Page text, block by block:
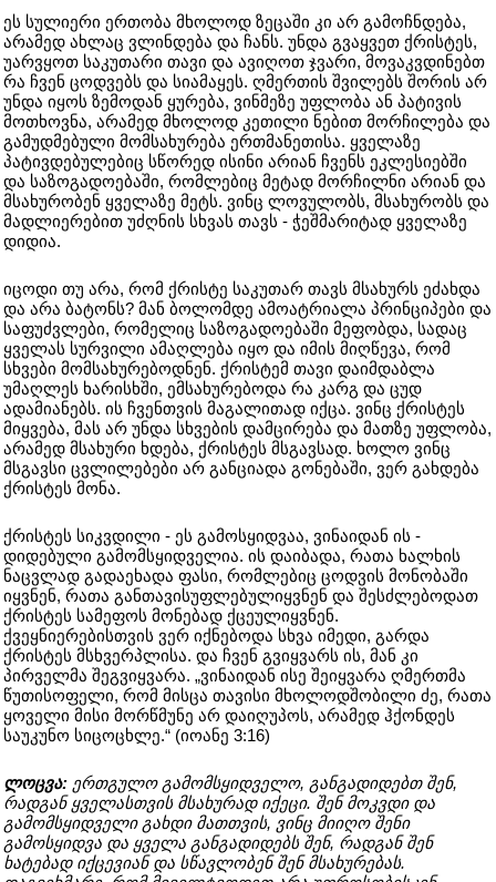
ეს სულიერი ერთობა მხოლოდ ზეცაში კი არ გამოჩნდება,
არამედ ახლაც ვლინდება და ჩანს. უნდა გვაყვეთ ქრისტეს,
უარვყოთ საკუთარი თავი და ავიღოთ ჯვარი, მოვაკვდინებთ
რა ჩვენ ცოდვებს და სიამაყეს. ღმერთის შვილებს შორის არ
უნდა იყოს ზემოდან ყურება, ვინმეზე უფლობა ან პატივის
მოთხოვნა, არამედ მხოლოდ კეთილი ნებით მორჩილება და
გამუდმებული მომსახურება ერთმანეთისა. ყველაზე
პატივდებულებიც სწორედ ისინი არიან ჩვენს ეკლესიებში
და საზოგადოებაში, რომლებიც მეტად მორჩილნი არიან და
მსახურობენ ყველაზე მეტს. ვინც ლოვულობს, მსახურობს და
მადლიერებით უძღნის სხვას თავს - ჭეშმარიტად ყველაზე
დიდია.
იცოდი თუ არა, რომ ქრისტე საკუთარ თავს მსახურს ეძახდა
და არა ბატონს? მან ბოლომდე ამოატრიალა პრინციპები და
საფუძვლები, რომელიც საზოგადოებაში მეფობდა, სადაც
ყველას სურვილი ამაღლება იყო და იმის მიღწევა, რომ
სხვები მომსახურებოდნენ. ქრისტემ თავი დაიმდაბლა
უმაღლეს ხარისხში, ემსახურებოდა რა კარგ და ცუდ
ადამიანებს. ის ჩვენთვის მაგალითად იქცა. ვინც ქრისტეს
მიყვება, მას არ უნდა სხვების დამცირება და მათზე უფლობა,
არამედ მსახური ხდება, ქრისტეს მსგავსად. ხოლო ვინც
მსგავსი ცვლილებები არ განციადა გონებაში, ვერ გახდება
ქრისტეს მონა.
ქრისტეს სიკვდილი - ეს გამოსყიდვაა, ვინაიდან ის -
დიდებული გამომსყიდველია. ის დაიბადა, რათა ხალხის
ნაცვლად გადაეხადა ფასი, რომლებიც ცოდვის მონობაში
იყვნენ, რათა განთავისუფლებულიყვნენ და შესძლებოდათ
ქრისტეს სამეფოს მონებად ქცეულიყვნენ.
ქვეყნიერებისთვის ვერ იქნებოდა სხვა იმედი, გარდა
ქრისტეს მსხვერპლისა. და ჩვენ გვიყვარს ის, მან კი
პირველმა შეგვიყვარა. „ვინაიდან ისე შეიყვარა ღმერთმა
წუთისოფელი, რომ მისცა თავისი მხოლოდშობილი ძე, რათა
ყოველი მისი მორწმუნე არ დაიღუპოს, არამედ ჰქონდეს
საუკუნო სიცოცხლე.“ (იოანე 3:16)
ლოცვა: ერთგულო გამომსყიდველო, განგადიდებთ შენ,
რადგან ყველასთვის მსახურად იქეცი. შენ მოკვდი და
გამომსყიდველი გახდი მათთვის, ვინც მიიღო შენი
გამოსყიდვა და ყველა განგადიდებს შენ, რადგან შენ
ხატებად იქცევიან და სწავლობენ შენ მსახურებას.